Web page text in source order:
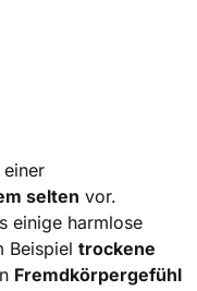
selten vor.
einige harmlose
Beispiel trockene
Fremdkörpergefühl